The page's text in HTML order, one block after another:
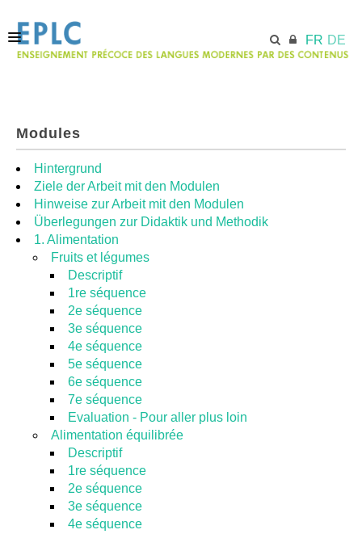
FR DE
MODULES
RESSOURCES
Modules
Hintergrund
Ziele der Arbeit mit den Modulen
Hinweise zur Arbeit mit den Modulen
Überlegungen zur Didaktik und Methodik
1. Alimentation
Fruits et légumes
Descriptif
1re séquence
2e séquence
3e séquence
4e séquence
5e séquence
6e séquence
7e séquence
Evaluation - Pour aller plus loin
Alimentation équilibrée
Descriptif
1re séquence
2e séquence
3e séquence
4e séquence